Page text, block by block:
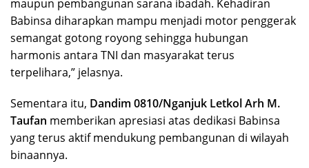
maupun pembangunan sarana ibadah. Kehadiran
Babinsa diharapkan mampu menjadi motor penggerak
semangat gotong royong sehingga hubungan
harmonis antara TNI dan masyarakat terus
terpelihara,” jelasnya.
Sementara itu, Dandim 0810/Nganjuk Letkol Arh M.
Taufan memberikan apresiasi atas dedikasi Babinsa
yang terus aktif mendukung pembangunan di wilayah
binaannya.